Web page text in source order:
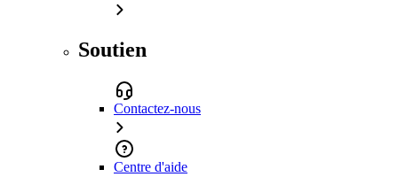
Soutien
Contactez-nous
Centre d'aide